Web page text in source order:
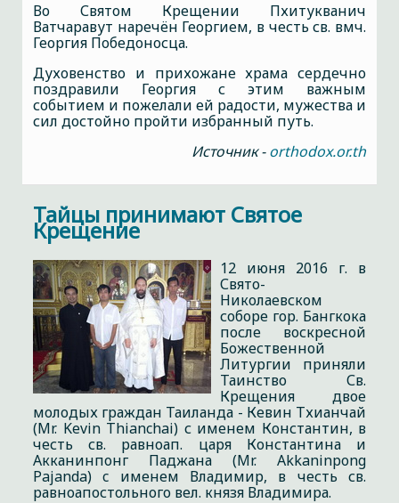
Во Святом Крещении Пхитукванич
Ватчаравут наречён Георгием, в честь св. вмч.
Георгия Победоносца.
Духовенство и прихожане храма сердечно
поздравили Георгия с этим важным
событием и пожелали ей радости, мужества и
сил достойно пройти избранный путь.
Источник -orthodox.or.th
Тайцы принимают Святое
Крещение
12 июня 2016 г. в
Свято-
Николаевском
соборе гор. Бангкока
после воскресной
Божественной
Литургии приняли
Таинство Св.
Крещения двое
молодых граждан Таиланда - Кевин Тхианчай
(Mr. Kevin Thianchai) с именем Константин, в
честь св. равноап. царя Константина и
Акканинпонг Паджана (Mr. Akkaninpong
Pajanda) c именем Владимир, в честь св.
равноапостольного вел. князя Владимира.